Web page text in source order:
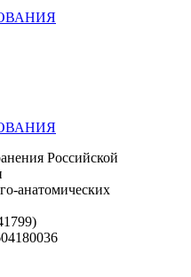
Российской
анатомических